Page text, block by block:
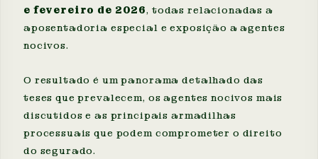
e fevereiro de 2026, todas relacionadas a
aposentadoria especial e exposição a agentes
nocivos.
O resultado é um panorama detalhado das
teses que prevalecem, os agentes nocivos mais
discutidos e as principais armadilhas
processuais que podem comprometer o direito
do segurado.